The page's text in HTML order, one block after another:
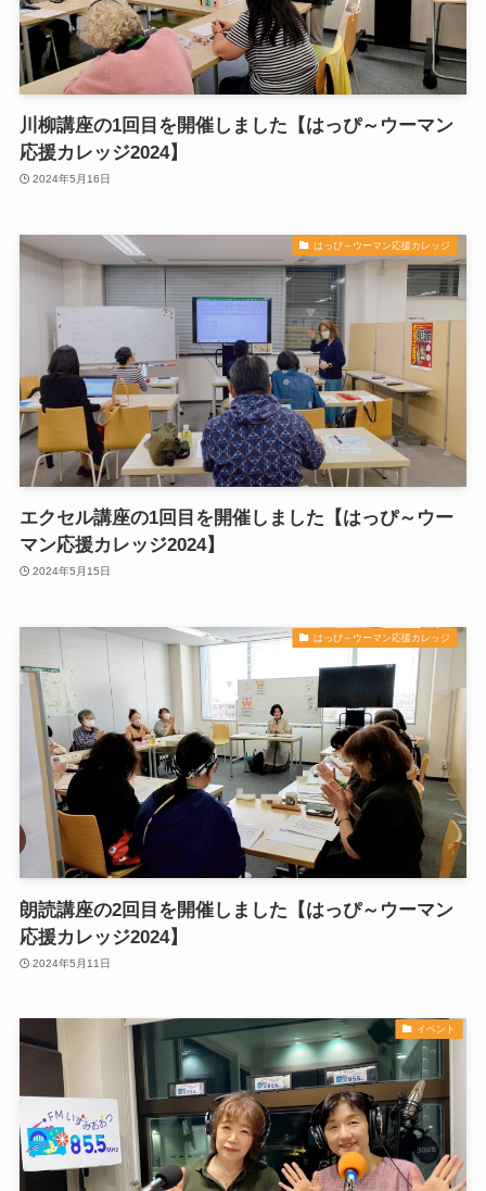
川柳講座の1回目を開催しました【はっぴ～ウーマン
応援カレッジ2024】
2024年5月16日
はっぴ～ウーマン応援カレッジ
エクセル講座の1回目を開催しました【はっぴ～ウー
マン応援カレッジ2024】
2024年5月15日
はっぴ～ウーマン応援カレッジ
朗読講座の2回目を開催しました【はっぴ～ウーマン
応援カレッジ2024】
2024年5月11日
イベント